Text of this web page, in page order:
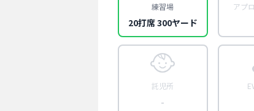
練習場
20打席 300ヤード
アプ
託児所
-